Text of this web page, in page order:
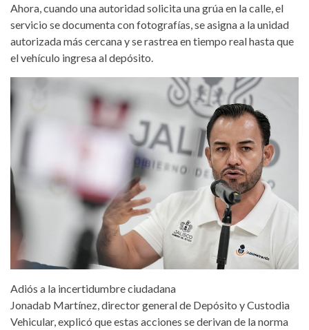
Ahora, cuando una autoridad solicita una grúa en la calle, el
servicio se documenta con fotografías, se asigna a la unidad
autorizada más cercana y se rastrea en tiempo real hasta que
el vehículo ingresa al depósito.
Adiós a la incertidumbre ciudadana
Jonadab Martínez, director general de Depósito y Custodia
Vehicular, explicó que estas acciones se derivan de la norma